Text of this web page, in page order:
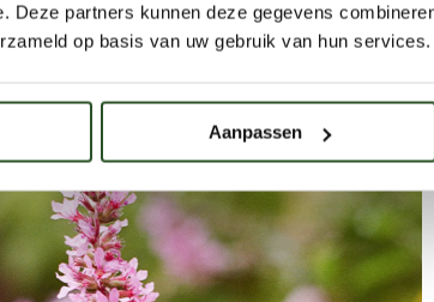
Deze partners kunnen deze gegevens
op basis van uw gebruik van hun services.
Aanpassen
initiatief van Gardeners World,Cruydt-Hoecken
Doe je mee?